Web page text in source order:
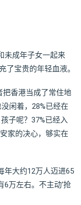
未成年子女一起来
了宝贵的年轻血液。
把香港当成了常住地
闲着，28%已经在
子呢？37%已经入
家的决心，够实在
年大约12万人迈进65
万左右。不主动‘抢